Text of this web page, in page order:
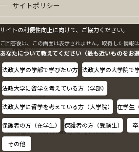
サイトポリシー
プライバシーポリシー
情報公開
採用情報
教職員の方へ
Copyright © Hosei University. All rights reserved.
サイトの利便性向上に向けて、ご協力ください。
ご回答後は、この画面は表示されません。取得した情報
あなたについて教えてください（最も近いものをお
法政大学の学部で学びたい方 法政大学の大学院で
法政大学に留学を考えている方（学部）
法政大学に留学を考えている方（大学院） 在学生
保護者の方（在学生） 保護者の方（受験生）
その他